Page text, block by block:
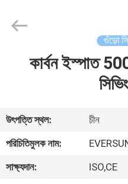
VR
প্রদর্শন
গুঁড়ো
কার্বন ইস্পাত
উৎপত্তি স্থল:
চীন
পরিচিতিমুলক নাম:
সাক্ষ্যদান:
ISO,CE